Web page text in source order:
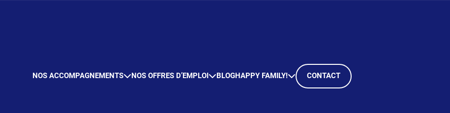
NOS ACCOMPAGNEMENTS NOS OFFRES D’EMPLOI BLOGHAPPY FAMILY! CONTACT